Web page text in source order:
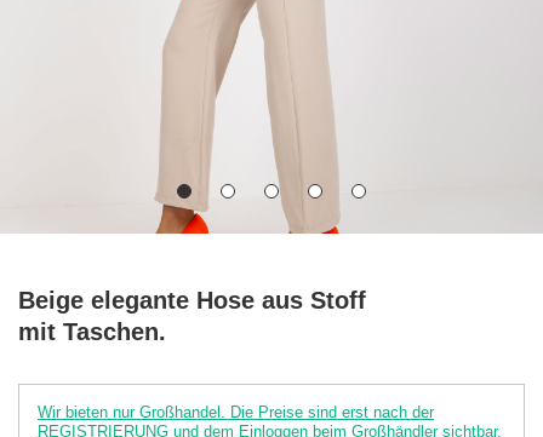
Beige elegante Hose aus Stoff
mit Taschen.
Wir bieten nur Großhandel. Die Preise sind erst nach der
REGISTRIERUNG und dem Einloggen beim Großhändler sichtbar.